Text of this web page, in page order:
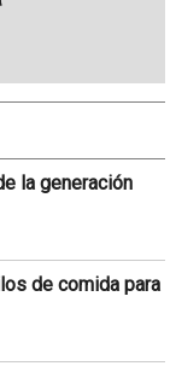
la generación
de comida para